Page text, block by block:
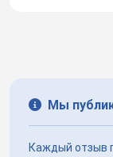
Мы
Каждый отзыв